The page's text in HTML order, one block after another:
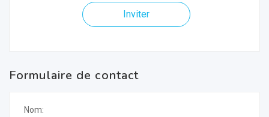
Inviter
Formulaire de contact
Nom: